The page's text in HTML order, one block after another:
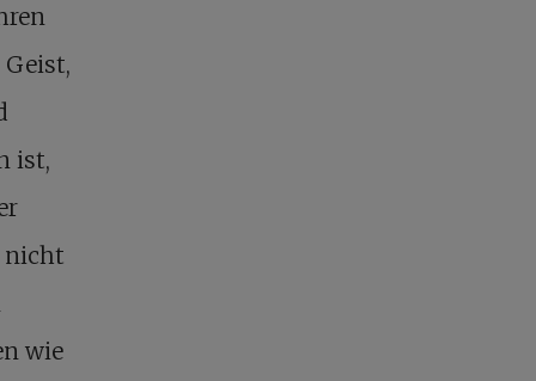
ist,
nicht
wie